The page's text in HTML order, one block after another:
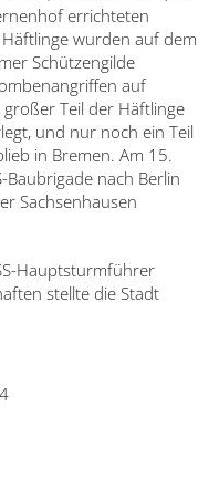
errichteten
wurden auf dem
Schützengilde
auf
Teil der Häftlinge
und nur noch ein Teil
in Bremen. Am 15.
Baubrigade nach Berlin
Sachsenhausen
Hauptsturmführer
stellte die Stadt